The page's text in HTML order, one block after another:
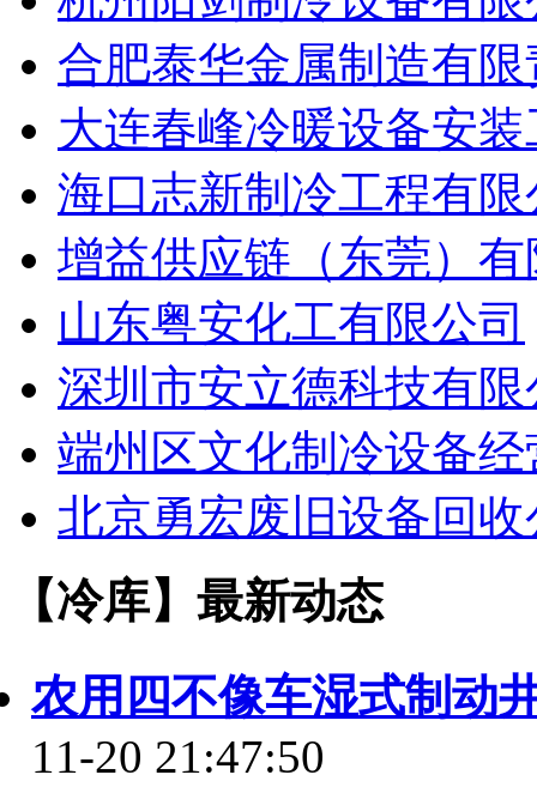
合肥泰华金属制造有
大连春峰冷暖设备安
海口志新制冷工程有限
增益供应链（东莞）
山东粤安化工有限公司
深圳市安立德科技有限
端州区文化制冷设备经
北京勇宏废旧设备回
【冷库】最新动态
农用四不像车湿式制动
11-20 21:47:50